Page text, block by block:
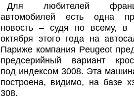
Для любителей
автомобилей есть одна
новость – судя по всему, в
октября этого года на
Париже компания Peugeot
предсерийный вариант
под индексом 3008. Эта
построена, видимо, на базе
308.